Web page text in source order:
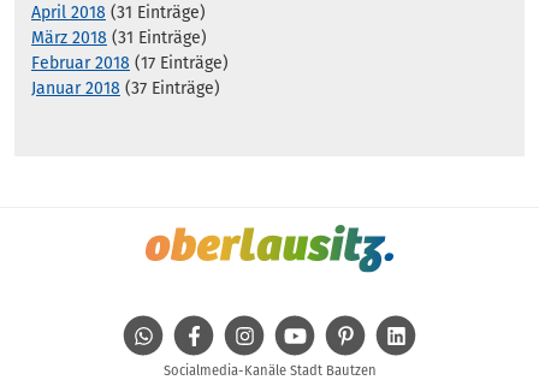
April 2018 (31 Einträge)
März 2018 (31 Einträge)
Februar 2018 (17 Einträge)
Januar 2018 (37 Einträge)
WhatsAppFacebookInstagramYoutube Pinterest
Socialmedia-Kanäle Stadt Bautzen